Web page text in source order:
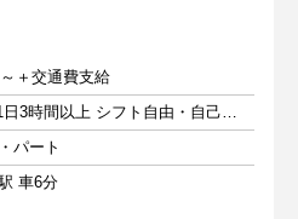
＋交通費支給
週1日以上 1日3時間以上 シフト自由・自己申告
パート
車6分